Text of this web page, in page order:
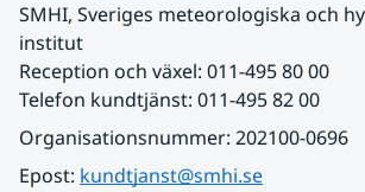
SMHI, Sveriges meteorologiska och
institut
Reception och växel: 011-495 80 00
Telefon kundtjänst: 011-495 82 00
Organisationsnummer: 202100-0696
Epost: kundtjanst@smhi.se